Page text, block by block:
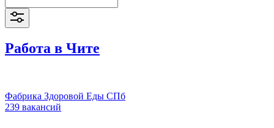
Работа в Чите
Фабрика Здоровой Еды СПб
239 вакансий